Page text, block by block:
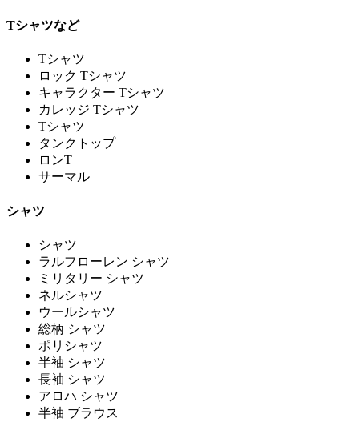
Tシャツなど
Tシャツ
ロック Tシャツ
キャラクター Tシャツ
カレッジ Tシャツ
Tシャツ
タンクトップ
ロンT
サーマル
シャツ
シャツ
ラルフローレン シャツ
ミリタリー シャツ
ネルシャツ
ウールシャツ
総柄 シャツ
ポリシャツ
半袖 シャツ
長袖 シャツ
アロハ シャツ
半袖 ブラウス